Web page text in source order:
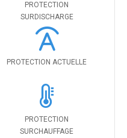
PROTECTION
SURDISCHARGE
PROTECTION ACTUELLE
PROTECTION
SURCHAUFFAGE